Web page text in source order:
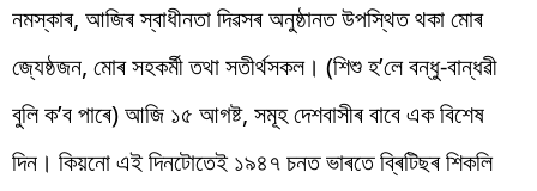
নমস্কাৰ, আজিৰ স্বাধীনতা দিৱসৰ অনুষ্ঠানত উপস্থিত থকা মোৰ
জ্যেষ্ঠজন, মোৰ সহকৰ্মী তথা সতীৰ্থসকল। (শিশু হ’লে বন্ধু-বান্ধৱী
বুলি ক’ব পাৰে) আজি ১৫ আগষ্ট, সমূহ দেশবাসীৰ বাবে এক বিশেষ
দিন। কিয়নো এই দিনটোতেই ১৯৪৭ চনত ভাৰতে ব্ৰিটিছৰ শিকলি